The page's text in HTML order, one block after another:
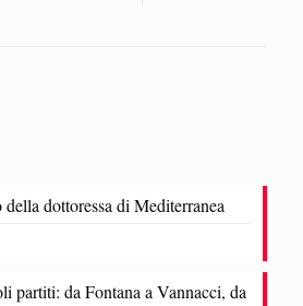
dottoressa di Mediterranea
partiti: da Fontana a Vannacci, da